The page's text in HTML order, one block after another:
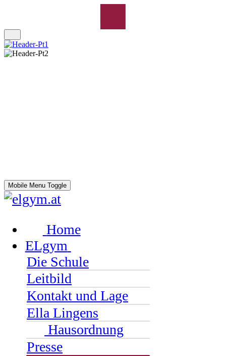
Mobile Menu Toggle
Home
ELgym
Die Schule
Leitbild
Kontakt und Lage
Ella Lingens
Hausordnung
Presse